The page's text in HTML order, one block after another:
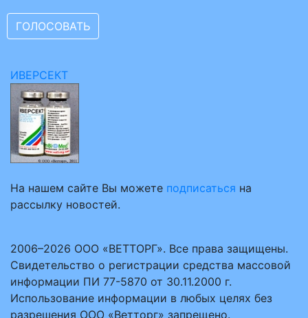
ИВЕРСЕКТ
На нашем сайте Вы можете подписаться на
рассылку новостей.
2006–2026 ООО «ВЕТТОРГ». Все права защищены.
Свидетельство о регистрации средства массовой
информации ПИ 77-5870 от 30.11.2000 г.
Использование информации в любых целях без
разрешения ООО «Ветторг» запрещено.